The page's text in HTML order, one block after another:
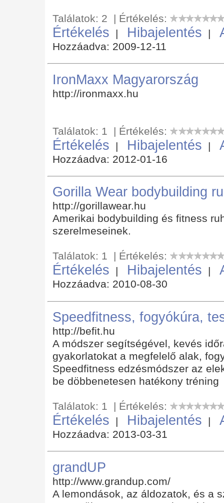
Találatok: 2 | Értékelés:
Értékelés | Hibajelentés |
Hozzáadva: 2009-12-11
IronMaxx Magyarország
http://ironmaxx.hu
Találatok: 1 | Értékelés:
Értékelés | Hibajelentés |
Hozzáadva: 2012-01-16
Gorilla Wear bodybuilding
http://gorillawear.hu
Amerikai bodybuilding és fitness
szerelmeseinek.
Találatok: 1 | Értékelés:
Értékelés | Hibajelentés |
Hozzáadva: 2010-08-30
Speedfitness, fogyókúra,
http://befit.hu
A módszer segítségével, kevés
gyakorlatokat a megfelelő alak,
Speedfitness edzésmódszer az
be döbbenetesen hatékony tréning
Találatok: 1 | Értékelés:
Értékelés | Hibajelentés |
Hozzáadva: 2013-03-31
grandUP
http://www.grandup.com/
A lemondások, az áldozatok, és a